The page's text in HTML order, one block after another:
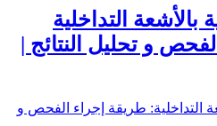
بالأشعة التداخلية
الفحص و تحليل النتائج |